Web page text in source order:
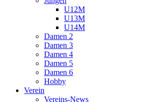
U12M
U13M
U14M
Damen 2
Damen 3
Damen 4
Damen 5
Damen 6
Hobby
Verein
Vereins-News